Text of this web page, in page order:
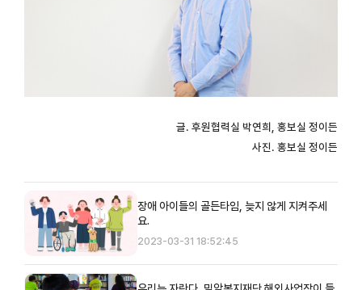
글. 후원협력실 박연희, 홍보실 정이든
사진. 홍보실 정이든
장애 아이들의 골든타임, 늦지 않게 지켜주세
요.
2023-03-31 18:52:45